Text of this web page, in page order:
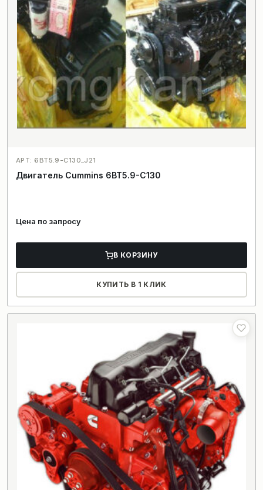
АРТ: 6BT5.9-C130_J21
Двигатель Cummins 6BT5.9-C130
Цена по запросу
В КОРЗИНУ
КУПИТЬ В 1 КЛИК